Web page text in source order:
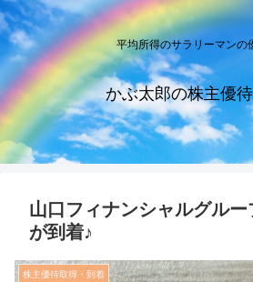
平均所得のサラリーマンの
かぶ太郎の株主優
山口フィナンシャルグル
が到着♪
株主優待取得・到着